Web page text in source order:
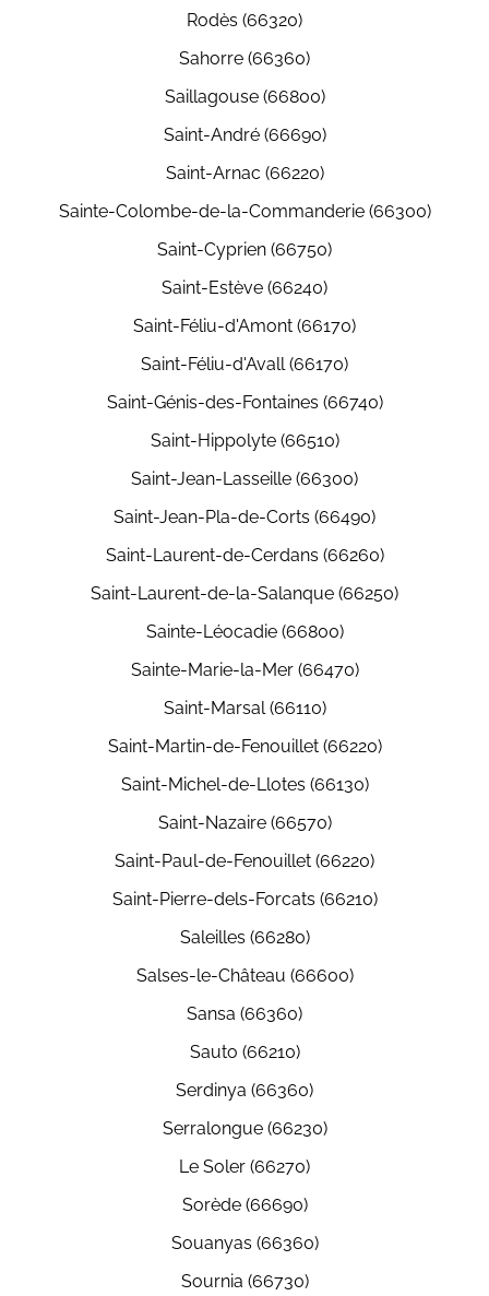
Rodès (66320)
Sahorre (66360)
Saillagouse (66800)
Saint-André (66690)
Saint-Arnac (66220)
Sainte-Colombe-de-la-Commanderie (66300)
Saint-Cyprien (66750)
Saint-Estève (66240)
Saint-Féliu-d'Amont (66170)
Saint-Féliu-d'Avall (66170)
Saint-Génis-des-Fontaines (66740)
Saint-Hippolyte (66510)
Saint-Jean-Lasseille (66300)
Saint-Jean-Pla-de-Corts (66490)
Saint-Laurent-de-Cerdans (66260)
Saint-Laurent-de-la-Salanque (66250)
Sainte-Léocadie (66800)
Sainte-Marie-la-Mer (66470)
Saint-Marsal (66110)
Saint-Martin-de-Fenouillet (66220)
Saint-Michel-de-Llotes (66130)
Saint-Nazaire (66570)
Saint-Paul-de-Fenouillet (66220)
Saint-Pierre-dels-Forcats (66210)
Saleilles (66280)
Salses-le-Château (66600)
Sansa (66360)
Sauto (66210)
Serdinya (66360)
Serralongue (66230)
Le Soler (66270)
Sorède (66690)
Souanyas (66360)
Sournia (66730)